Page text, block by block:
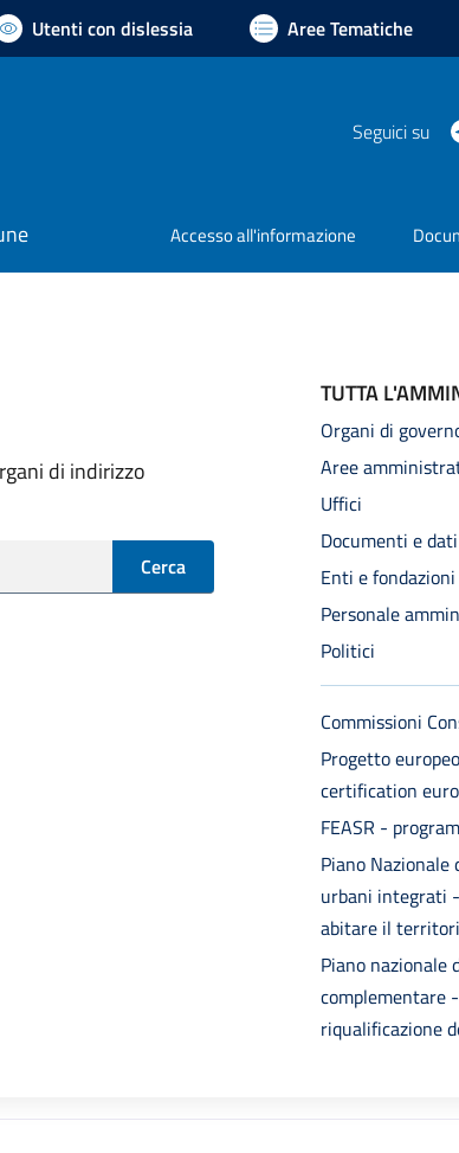
Utenti con dislessia Aree Tematiche
Seguici su
Accesso all'informazione
di indirizzo
Cerca
TUTTA
Organi di
Aree
Uffici
Documenti e dati
Enti e fondazioni
Personale
Politici
Commissioni
Progetto
certification
FEASR -
Piano Nazionale
urbani integrati
abitare il
Piano nazionale
complementare
riqualificazione